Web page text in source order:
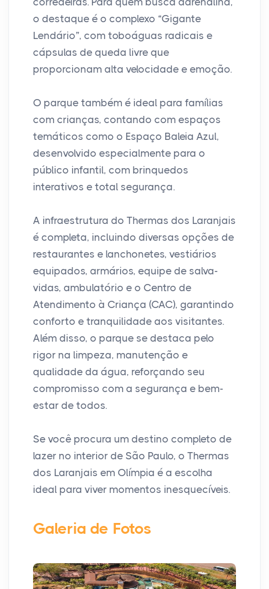
o destaque é o complexo “Gigante
Lendário”, com toboáguas radicais e
cápsulas de queda livre que
proporcionam alta velocidade e emoção.
O parque também é ideal para famílias
com crianças, contando com espaços
temáticos como o Espaço Baleia Azul,
desenvolvido especialmente para o
público infantil, com brinquedos
interativos e total segurança.
A infraestrutura do Thermas dos Laranjais
é completa, incluindo diversas opções de
restaurantes e lanchonetes, vestiários
equipados, armários, equipe de salva-
vidas, ambulatório e o Centro de
Atendimento à Criança (CAC), garantindo
conforto e tranquilidade aos visitantes.
Além disso, o parque se destaca pelo
rigor na limpeza, manutenção e
qualidade da água, reforçando seu
compromisso com a segurança e bem-
estar de todos.
Se você procura um destino completo de
lazer no interior de São Paulo, o Thermas
dos Laranjais em Olímpia é a escolha
ideal para viver momentos inesquecíveis.
Galeria de Fotos